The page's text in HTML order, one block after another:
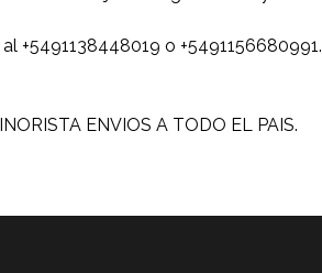
+5491138448019 o
ENVIOS A TODO EL PAIS.